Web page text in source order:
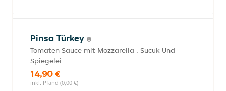
Pinsa Türkey
Tomaten Sauce mit Mozzarella , Sucuk Und
Spiegelei
14,90 €
inkl. Pfand (0,00 €)